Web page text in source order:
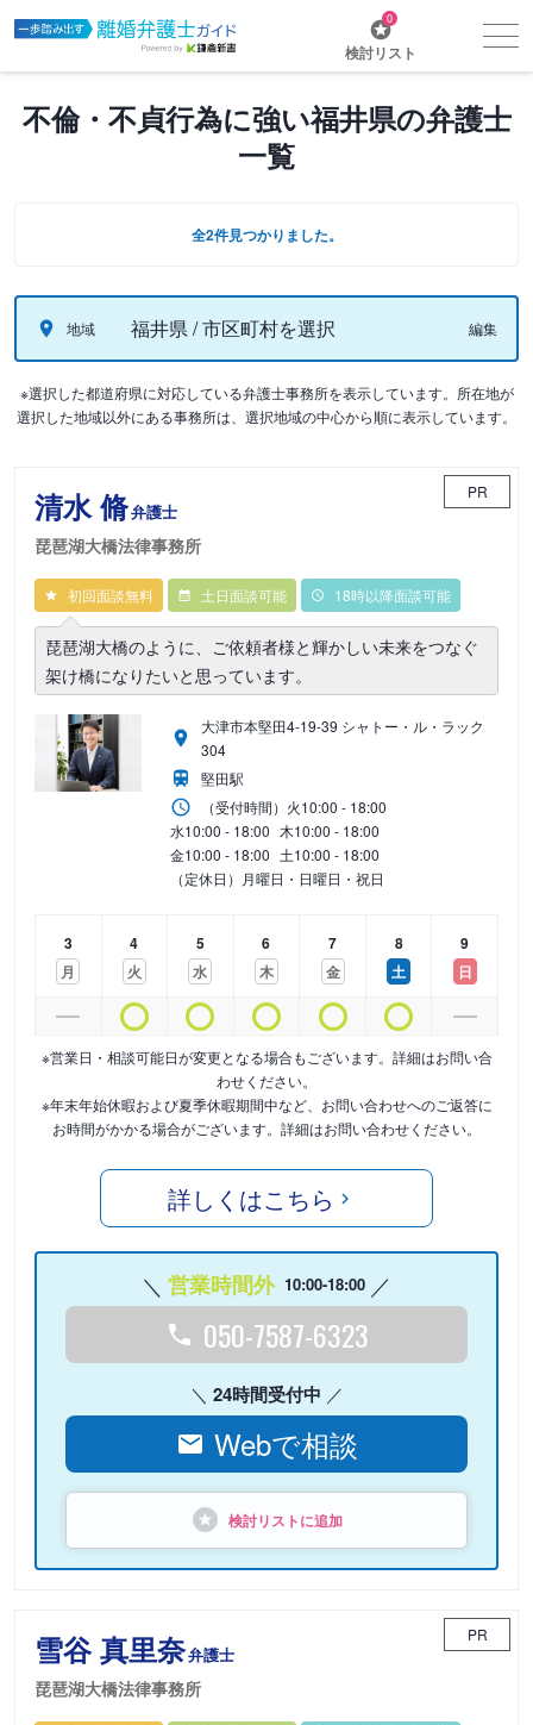
0
検討リスト
不倫・不貞行為に強い福井県の弁護士
一覧
全2件見つかりました。
地域 福井県 / 市区町村を選択 編集
※選択した都道府県に対応している弁護士事務所を表示しています。所在地が
選択した地域以外にある事務所は、選択地域の中心から順に表示しています。
清水 脩弁護士
琵琶湖大橋法律事務所
PR
初回面談無料 土日面談可能 18時以降面談可能
琵琶湖大橋のように、ご依頼者様と輝かしい未来をつなぐ
架け橋になりたいと思っています。
大津市本堅田4-19-39 シャトー・ル・ラック
304
堅田駅
（受付時間） 火10:00 - 18:00
水10:00 - 18:00 木10:00 - 18:00
金10:00 - 18:00 土10:00 - 18:00
（定休日）月曜日・日曜日・祝日
3
月
4
火
5
水
6
木
7
金
8
土
9
日
※営業日・相談可能日が変更となる場合もございます。詳細はお問い合
わせください。
※年末年始休暇および夏季休暇期間中など、お問い合わせへのご返答に
お時間がかかる場合がございます。詳細はお問い合わせください。
詳しくはこちら
営業時間外 10:00-18:00
050-7587-6323
24時間受付中
Webで相談
検討リストに追加
雪谷 真里奈弁護士
琵琶湖大橋法律事務所
PR